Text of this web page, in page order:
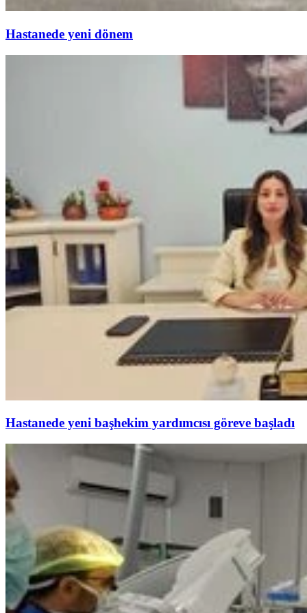
Hastanede yeni dönem
Hastanede yeni başhekim yardımcısı göreve başladı